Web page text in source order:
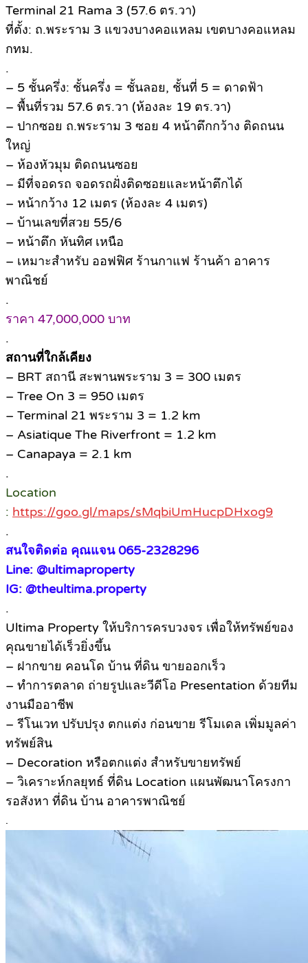
Terminal 21 Rama 3 (57.6 ตร.วา)
ที่ตั้ง: ถ.พระราม 3 แขวงบางคอแหลม เขตบางคอแหลม
กทม.
.
– 5 ชั้นครึ่ง: ชั้นครึ่ง = ชั้นลอย, ชั้นที่ 5 = ดาดฟ้า
– พื้นที่รวม 57.6 ตร.วา (ห้องละ 19 ตร.วา)
– ปากซอย ถ.พระราม 3 ซอย 4 หน้าตึกกว้าง ติดถนน
ใหญ่
– ห้องหัวมุม ติดถนนซอย
– มีที่จอดรถ จอดรถฝั่งติดซอยและหน้าตึกได้
– หน้ากว้าง 12 เมตร (ห้องละ 4 เมตร)
– บ้านเลขที่สวย 55/6
– หน้าตึก หันทิศ เหนือ
– เหมาะสำหรับ ออฟฟิศ ร้านกาแฟ ร้านค้า อาคาร
พาณิชย์
.
ราคา 47,000,000 บาท
.
สถานที่ใกล้เคียง
– BRT สถานี สะพานพระราม 3 = 300 เมตร
– Tree On 3 = 950 เมตร
– Terminal 21 พระราม 3 = 1.2 km
– Asiatique The Riverfront = 1.2 km
– Canapaya = 2.1 km
.
Location
: https://goo.gl/maps/sMqbiUmHucpDHxog9
.
สนใจติดต่อ คุณแจน 065-2328296
Line: @ultimaproperty
IG: @theultima.property
.
Ultima Property ให้บริการครบวงจร เพื่อให้ทรัพย์ของ
คุณขายได้เร็วยิ่งขึ้น
– ฝากขาย คอนโด บ้าน ที่ดิน ขายออกเร็ว
– ทำการตลาด ถ่ายรูปและวีดีโอ Presentation ด้วยทีม
งานมืออาชีพ
– รีโนเวท ปรับปรุง ตกแต่ง ก่อนขาย รีโมเดล เพิ่มมูลค่า
ทรัพย์สิน
– Decoration หรือตกแต่ง สำหรับขายทรัพย์
– วิเคราะห์กลยุทธ์ ที่ดิน Location แผนพัฒนาโครงกา
รอสังหา ที่ดิน บ้าน อาคารพาณิชย์
.